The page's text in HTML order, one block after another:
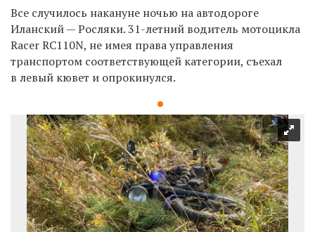
Все случилось накануне ночью на автодороге
Иланский — Росляки. 31-летний водитель мотоцикла
RacerRC110N, не имея правауправления
транспортом соответствующей категории, съехал
в левый кювет и опрокинулся.